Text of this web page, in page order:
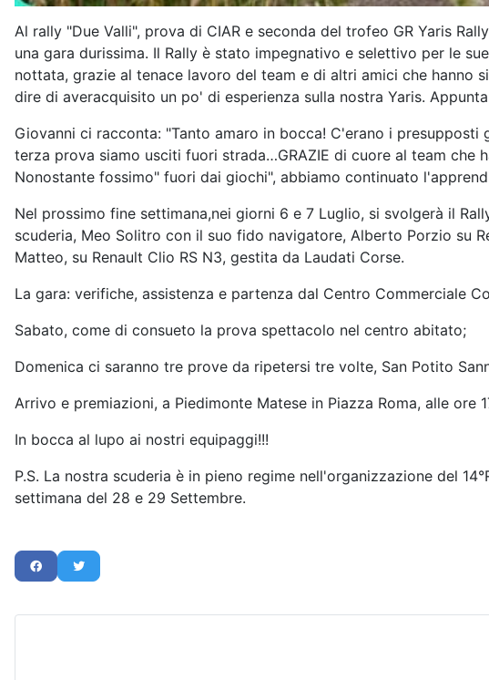
Al rally "Due Valli", prova di CIAR e seconda del trofeo GR Yaris
una gara durissima. Il Rally è stato impegnativo e selettivo per le
nottata, grazie al tenace lavoro del team e di altri amici che
dire di averacquisito un po' di esperienza sulla nostra Yaris.
Giovanni ci racconta: "Tanto amaro in bocca! C'erano i
terza prova siamo usciti fuori strada…GRAZIE di cuore al team
Nonostante fossimo" fuori dai giochi", abbiamo continuato
Nel prossimo fine settimana,nei giorni 6 e 7 Luglio, si svolgerà il
scuderia, Meo Solitro con il suo fido navigatore, Alberto Porzio su
Matteo, su Renault Clio RS N3, gestita da Laudati Corse.
La gara: verifiche, assistenza e partenza dal Centro Commerciale
Sabato, come di consueto la prova spettacolo nel centro abitato;
Domenica ci saranno tre prove da ripetersi tre volte, San Potito
Arrivo e premiazioni, a Piedimonte Matese in Piazza Roma, alle ore
In bocca al lupo ai nostri equipaggi!!!
P.S. La nostra scuderia è in pieno regime nell'organizzazione del
settimana del 28 e 29 Settembre.